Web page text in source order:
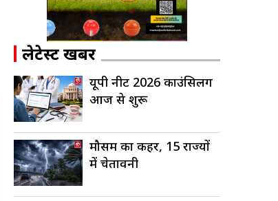
लेटेस्ट खबरें
यूपी नीट 2026 काउंसिलिंग
आज से शुरू
मौसम का कहर, 15 राज्यों
में चेतावनी